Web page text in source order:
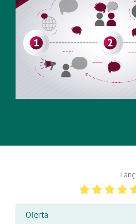
Oferta